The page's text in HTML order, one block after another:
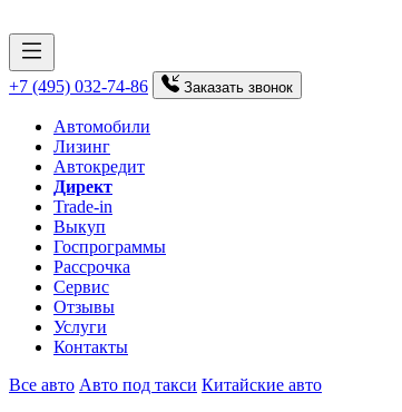
+7 (495) 032-74-86 Заказать звонок
Автомобили
Лизинг
Автокредит
Директ
Trade-in
Выкуп
Госпрограммы
Рассрочка
Сервис
Отзывы
Услуги
Контакты
Все авто Авто под такси Китайские авто